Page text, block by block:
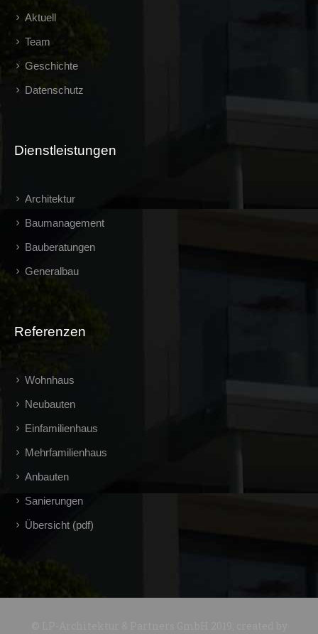
Aktuell
Team
Geschichte
Datenschutz
Dienstleistungen
Architektur
Baumanagement
Bauberatungen
Generalbau
Referenzen
Wohnhaus
Neubauten
Einfamilienhaus
Mehrfamilienhaus
Anbauten
Sanierungen
Übersicht (pdf)